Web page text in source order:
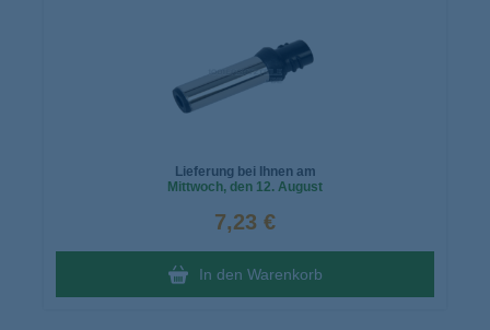
Lieferung bei Ihnen am
Mittwoch, den 12. August
7,23 €
In den Warenkorb